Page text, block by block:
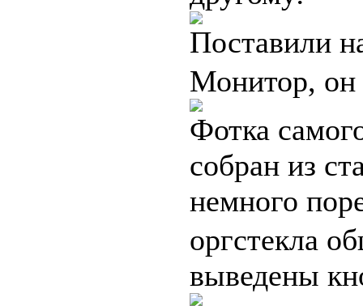
Поставили
Монитор, он
Фотка
собран из
немного
оргстекла
выведены